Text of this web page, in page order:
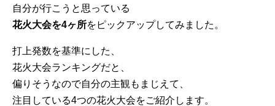
自分が行こうと思っている
花火大会を4ヶ所をピックアップしてみました。
打上発数を基準にした、
花火大会ランキングだと、
偏りそうなので自分の主観もまじえて、
注目している4つの花火大会をご紹介します。